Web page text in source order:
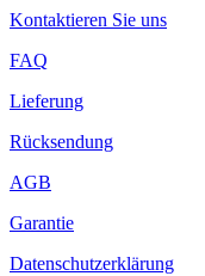
Kontaktieren Sie uns
FAQ
Lieferung
Rücksendung
AGB
Garantie
Datenschutzerklärung